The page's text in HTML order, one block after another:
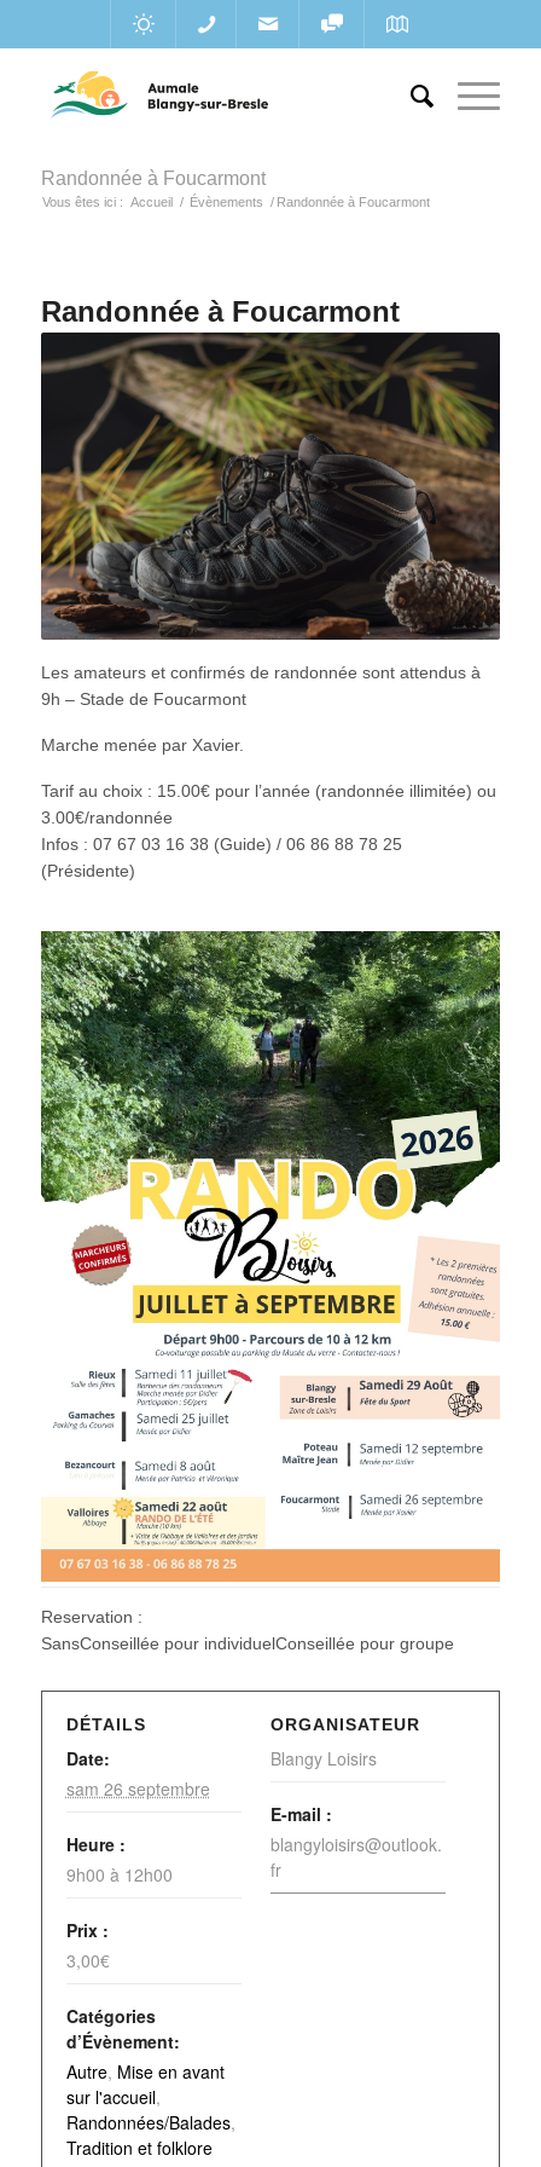
Randonnée à Foucarmont
Vous êtes ici : Accueil / Évènements / Randonnée à Foucarmont
Randonnée à Foucarmont
Les amateurs et confirmés de randonnée sont attendus à
9h – Stade de Foucarmont
Marche menée par Xavier.
Tarif au choix : 15.00€ pour l’année (randonnée illimitée) ou
3.00€/randonnée
Infos : 07 67 03 16 38 (Guide) / 06 86 88 78 25
(Présidente)
Reservation :
SansConseillée pour individuelConseillée pour groupe
DÉTAILS
Date:
sam 26 septembre
Heure :
9h00 à 12h00
Prix :
3,00€
Catégories
d’Évènement:
Autre, Mise en avant
sur l'accueil,
Randonnées/Balades,
Tradition et folklore
ORGANISATEUR
Blangy Loisirs
E-mail :
blangyloisirs@outlook.
fr